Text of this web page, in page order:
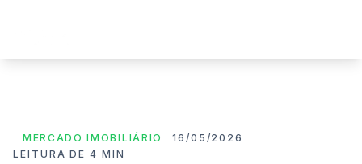
MERCADO IMOBILIÁRIO
16/05/2026
LEITURA DE 4 MIN